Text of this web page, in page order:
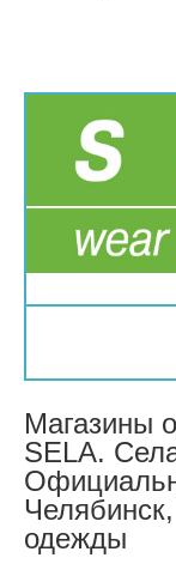
Магазины
SELA.
Челябинск,
одежды